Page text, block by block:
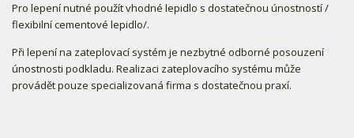
Pro lepení nutné použít vhodné lepidlo s dostatečnou únostností /
flexibilní cementové lepidlo/.
Při lepení na zateplovací systém je nezbytné odborné posouzení
únostnosti podkladu. Realizaci zateplovacího systému může
provádět pouze specializovaná firma s dostatečnou praxí.